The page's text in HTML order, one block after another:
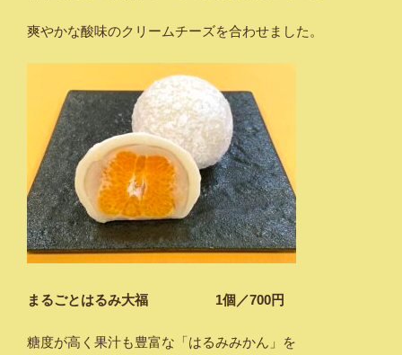
爽やかな酸味のクリームチーズを合わせました。
まるごとはるみ大福 1個／700円
糖度が高く果汁も豊富な「はるみみかん」を